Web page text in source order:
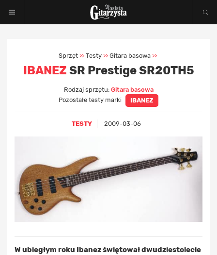
Sprzęt >> Testy >> Gitara basowa >>
IBANEZ SR Prestige SR20TH5
Rodzaj sprzętu: Gitara basowa
Pozostałe testy marki
IBANEZ
TESTY 2009-03-06
W ubiegłym roku Ibanez świętował dwudziestolecie